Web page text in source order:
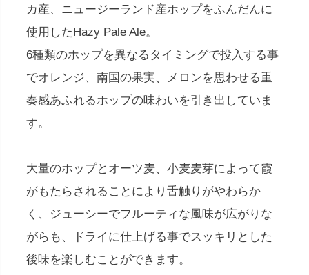
カ産、ニュージーランド産ホップをふんだんに
使用したHazy Pale Ale。
6種類のホップを異なるタイミングで投入する事
でオレンジ、南国の果実、メロンを思わせる重
奏感あふれるホップの味わいを引き出していま
す。
大量のホップとオーツ麦、小麦麦芽によって霞
がもたらされることにより舌触りがやわらか
く、ジューシーでフルーティな風味が広がりな
がらも、ドライに仕上げる事でスッキリとした
後味を楽しむことができます。